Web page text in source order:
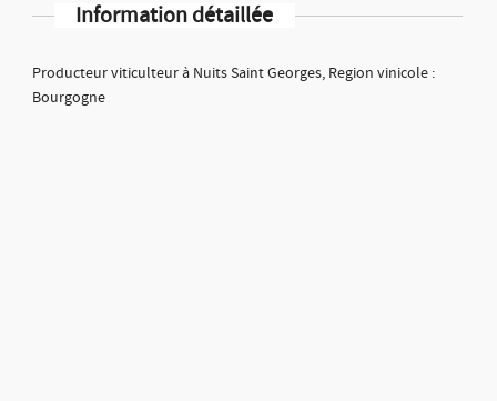
Information détaillée
Producteur viticulteur à Nuits Saint Georges, Region vinicole :
Bourgogne